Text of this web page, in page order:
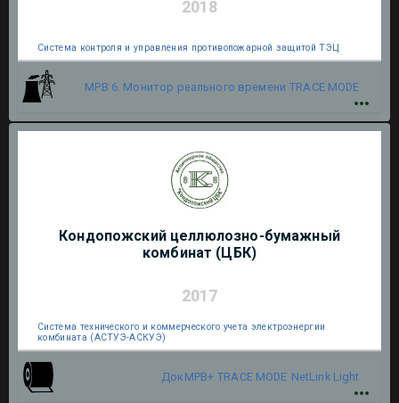
2018
Система контроля и управления противопожарной защитой ТЭЦ
МРВ 6. Монитор реального времени TRACE MODE
Кондопожский целлюлозно-бумажный
комбинат (ЦБК)
2017
Система технического и коммерческого учета электроэнергии
комбината (АСТУЭ-АСКУЭ)
ДокМРВ+ TRACE MODE NetLink Light